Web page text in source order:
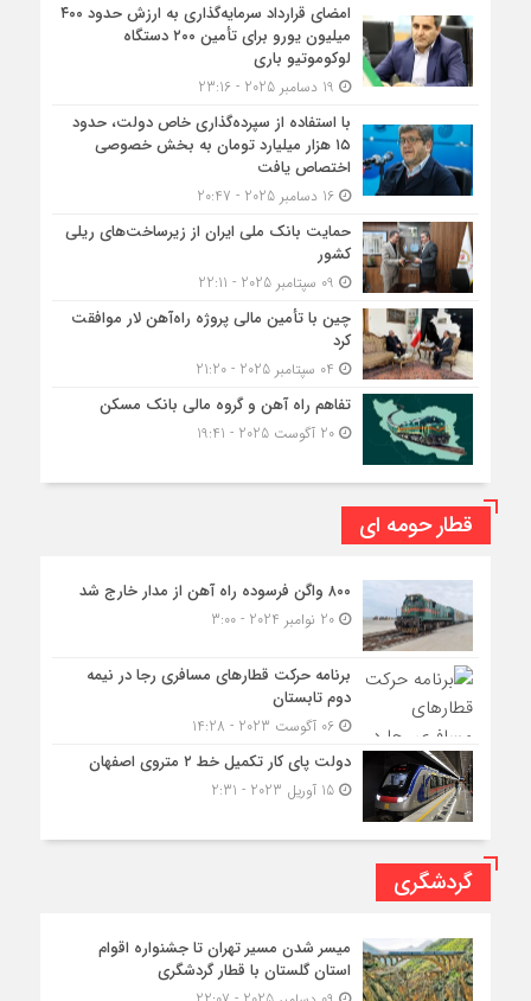
امضای قرارداد سرمایه‌گذاری به ارزش حدود ۴۰۰
میلیون یورو برای تأمین ۲۰۰ دستگاه
لوکوموتیو باری
با استفاده از سپرده‌گذاری خاص دولت، حدود
۱۵ هزار میلیارد تومان به بخش خصوصی
اختصاص یافت
16 دسامبر 2025 - 20:47
حمایت بانک ملی ایران از زیرساخت‌های ریلی
کشور
چین با تأمین مالی پروژه راه‌آهن لار موافقت
کرد
تفاهم راه آهن و گروه مالی بانک مسکن
20 آگوست 2025 - 19:41
قطار حومه ای
۸۰۰ واگن فرسوده راه آهن از مدار خارج شد
20 نوامبر 2024 - 3:00
برنامه حرکت قطارهای مسافری رجا در نیمه
دوم تابستان
06 آگوست 2023 - 14:28
دولت پای کار تکمیل خط ۲ متروی اصفهان
15 آوریل 2023 - 2:31
گردشگری
میسر شدن مسیر تهران تا جشنواره اقوام
استان گلستان با قطار گردشگری